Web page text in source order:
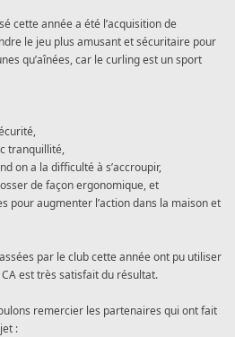
cette année a été l’acquisition de
le jeu plus amusant et sécuritaire pour
qu’aînées, car le curling est un sport
tranquillité,
on a la difficulté à s’accroupir,
de façon ergonomique, et
pour augmenter l’action dans la maison et
par le club cette année ont pu utiliser
est très satisfait du résultat.
remercier les partenaires qui ont fait
: